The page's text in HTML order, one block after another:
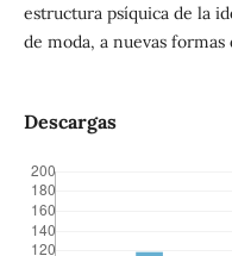
estructura psíquica de la
de moda, a nuevas formas
Descargas